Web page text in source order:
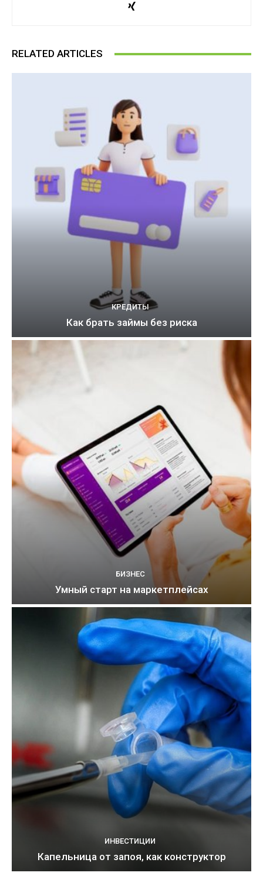
RELATED ARTICLES
КРЕДИТЫ
Как брать займы без риска
БИЗНЕС
Умный старт на маркетплейсах
ИНВЕСТИЦИИ
Капельница от запоя, как конструктор